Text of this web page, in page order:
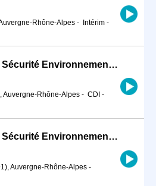
Rhône-Alpes - Intérim -
Technicien Hygiène Sécurité Environnement (HSE) (H/F)
Auvergne-Rhône-Alpes - CDI -
Technicien Hygiène Sécurité Environnement (HSE) (H/F)
Auvergne-Rhône-Alpes -